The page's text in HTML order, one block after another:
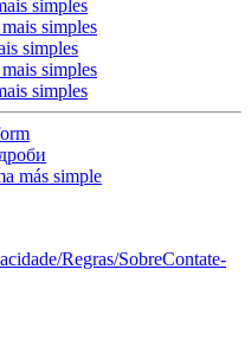
simples
simples
simples
simples
simples
más simple
/Regras/SobreContate-